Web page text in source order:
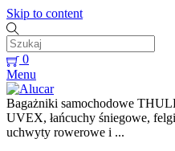
Skip to content
0
Menu
Bagażniki samochodowe
UVEX, łańcuchy śniegowe,
uchwyty rowerowe i ...